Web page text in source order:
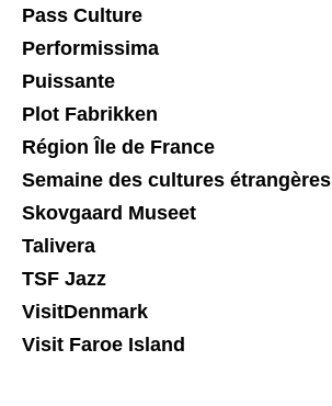
Pass Culture
Performissima
Puissante
Plot Fabrikken
Région Île de France
Semaine des cultures étrangères
Skovgaard Museet
Talivera
TSF Jazz
VisitDenmark
Visit Faroe Island